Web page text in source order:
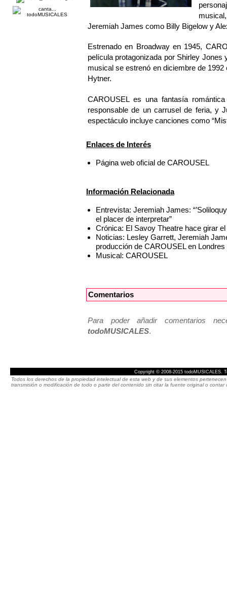
Jeremiah James como Billy Bigelow y
Estrenado en Broadway en 1945,
película protagonizada por Shirley
musical se estrenó en diciembre de
Hytner.
CAROUSEL es una fantasía
responsable de un carrusel de feria, y
espectáculo incluye canciones como
Enlaces de Interés
Página web oficial de CAROUSEL
Información Relacionada
Entrevista: Jeremiah James:
el placer de interpretar”
Crónica: El Savoy Theatre hace girar
Noticias: Lesley Garrett, Jeremiah
producción de CAROUSEL en Londres
Musical: CAROUSEL
Comentarios
Para poder añadir comentarios
todoMUSICALES.
Copyright © 2008-2015 todoMUSICALES.
Todos los derechos de la propiedad intelectual de esta web y de sus elementos
transmisión o modificación de todo o parte del contenido sin citar la fuente original o